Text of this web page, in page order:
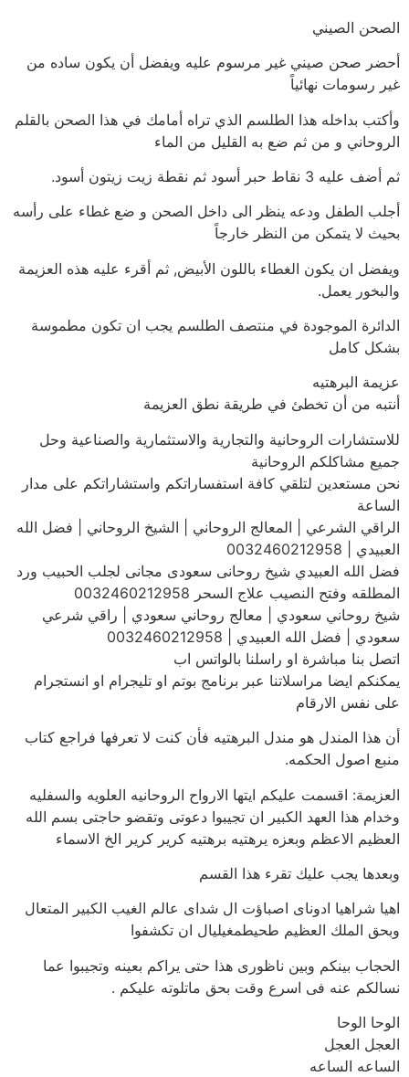
الصحن الصيني
أحضر صحن صيني غير مرسوم عليه ويفضل أن يكون ساده من
غير رسومات نهائياً
وأكتب بداخله هذا الطلسم الذي تراه أمامك في هذا الصحن بالقلم
الروحاني و من ثم ضع به القليل من الماء
ثم أضف عليه 3 نقاط حبر أسود ثم نقطة زيت زيتون أسود.
أجلب الطفل ودعه ينظر الى داخل الصحن و ضع غطاء على رأسه
بحيث لا يتمكن من النظر خارجاً
ويفضل ان يكون الغطاء باللون الأبيض, ثم أقرء عليه هذه العزيمة
والبخور يعمل.
الدائرة الموجودة في منتصف الطلسم يجب ان تكون مطموسة
بشكل كامل
عزيمة البرهتيه
أنتبه من أن تخطئ في طريقة نطق العزيمة
للاستشارات الروحانية والتجارية والاستثمارية والصناعية وحل
جميع مشاكلكم الروحانية
نحن مستعدين لتلقي كافة استفساراتكم واستشاراتكم على مدار
الساعة
الراقي الشرعي | المعالج الروحاني | الشيخ الروحاني | فضل الله
العبيدي | 0032460212958
فضل الله العبيدي شيخ روحانى سعودى مجانى لجلب الحبيب ورد
المطلقه وفتح النصيب علاج السحر 0032460212958
شيخ روحاني سعودي | معالج روحاني سعودي | راقي شرعي
سعودي | فضل الله العبيدي | 0032460212958
اتصل بنا مباشرة او راسلنا بالواتس اب
يمكنكم ايضا مراسلاتنا عبر برنامج بوتم او تليجرام او انستجرام
على نفس الارقام
أن هذا المندل هو مندل البرهتيه فأن كنت لا تعرفها فراجع كتاب
منبع اصول الحكمه.
العزيمة: اقسمت عليكم ايتها الارواح الروحانيه العلويه والسفليه
وخدام هذا العهد الكبير ان تجيبوا دعوتى وتقضو حاجتى بسم الله
العظيم الاعظم وبعزه يرهتيه برهتيه كرير كرير الخ الاسماء
وبعدها يجب عليك تقرء هذا القسم
اهيا شراهيا ادوناى اصباؤت ال شداى عالم الغيب الكبير المتعال
وبحق الملك العظيم طحيطمغيليال ان تكشفوا
الحجاب بينكم وبين ناظورى هذا حتى يراكم بعينه وتجيبوا عما
نسالكم عنه فى اسرع وقت بحق ماتلوته عليكم .
الوحا الوحا
العجل العجل
الساعه الساعه